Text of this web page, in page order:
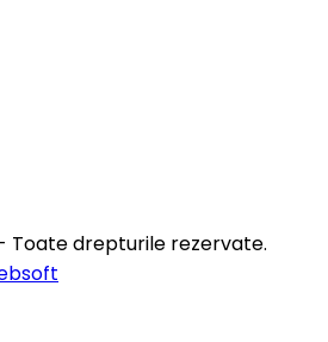
Toate drepturile rezervate.